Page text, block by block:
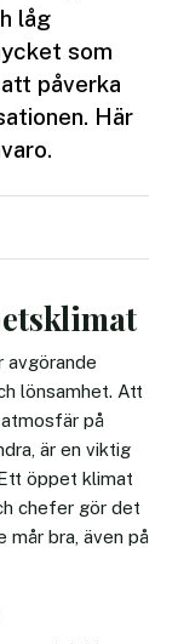
låg
som
påverka
Här
avgörande
lönsamhet. Att
på
är en viktig
öppet klimat
chefer gör det
bra, även på